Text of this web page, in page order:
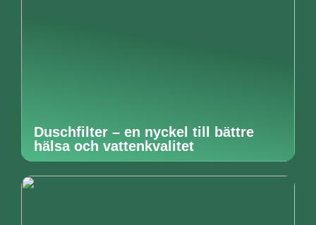
Duschfilter – en nyckel till bättre
hälsa och vattenkvalitet